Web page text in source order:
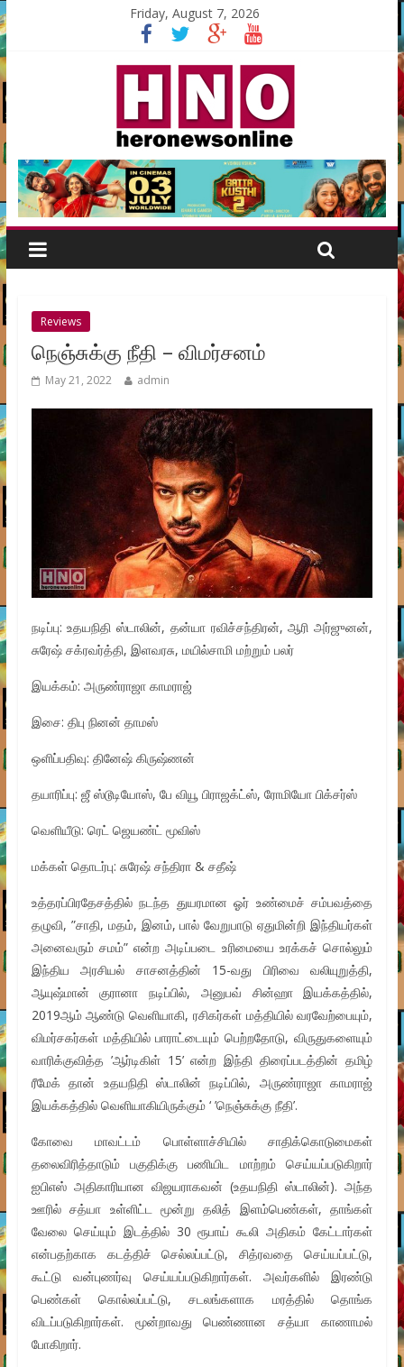
Friday, August 7, 2026
Reviews
நெஞ்சுக்கு நீதி – விமர்சனம்
May 21, 2022 admin
நடிப்பு: உதயநிதி ஸ்டாலின், தன்யா ரவிச்சந்திரன், ஆரி அர்ஜுனன்,
சுரேஷ் சக்ரவர்த்தி, இளவரசு, மயில்சாமி மற்றும் பலர்
இயக்கம்: அருண்ராஜா காமராஜ்
இசை: திபு நினன் தாமஸ்
ஒளிப்பதிவு: தினேஷ் கிருஷ்ணன்
தயாரிப்பு: ஜீ ஸ்டூடியோஸ், பே வியூ பிராஜக்ட்ஸ், ரோமியோ பிக்சர்ஸ்
வெளியீடு: ரெட் ஜெயண்ட் மூவிஸ்
மக்கள் தொடர்பு: சுரேஷ் சந்திரா & சதீஷ்
உத்தரப்பிரதேசத்தில் நடந்த துயரமான ஓர் உண்மைச் சம்பவத்தை
தழுவி, ”சாதி, மதம், இனம், பால் வேறுபாடு ஏதுமின்றி இந்தியர்கள்
அனைவரும் சமம்” என்ற அடிப்படை உரிமையை உரக்கச் சொல்லும்
இந்திய அரசியல் சாசனத்தின் 15-வது பிரிவை வலியுறுத்தி,
ஆயுஷ்மான் குரானா நடிப்பில், அனுபவ் சின்ஹா இயக்கத்தில்,
2019ஆம் ஆண்டு வெளியாகி, ரசிகர்கள் மத்தியில் வரவேற்பையும்,
விமர்சகர்கள் மத்தியில் பாராட்டையும் பெற்றதோடு, விருதுகளையும்
வாரிக்குவித்த ’ஆர்டிகிள் 15’ என்ற இந்தி திரைப்படத்தின் தமிழ்
ரீமேக் தான் உதயநிதி ஸ்டாலின் நடிப்பில், அருண்ராஜா காமராஜ்
இயக்கத்தில் வெளியாகியிருக்கும் ‘ ’நெஞ்சுக்கு நீதி’.
கோவை மாவட்டம் பொள்ளாச்சியில் சாதிக்கொடுமைகள்
தலைவிரித்தாடும் பகுதிக்கு பணியிட மாற்றம் செய்யப்படுகிறார்
ஐபிஎஸ் அதிகாரியான விஜயராகவன் (உதயநிதி ஸ்டாலின்). அந்த
ஊரில் சத்யா உள்ளிட்ட மூன்று தலித் இளம்பெண்கள், தாங்கள்
வேலை செய்யும் இடத்தில் 30 ரூபாய் கூலி அதிகம் கேட்டார்கள்
என்பதற்காக கடத்திச் செல்லப்பட்டு, சித்ரவதை செய்யப்பட்டு,
கூட்டு வன்புணர்வு செய்யப்படுகிறார்கள். அவர்களில் இரண்டு
பெண்கள் கொல்லப்பட்டு, சடலங்களாக மரத்தில் தொங்க
விடப்படுகிறார்கள். மூன்றாவது பெண்ணான சத்யா காணாமல்
போகிறார்.